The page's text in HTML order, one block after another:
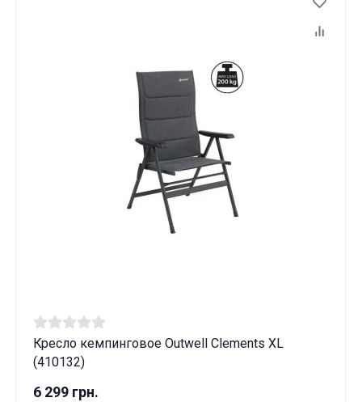
Кресло кемпинговое Outwell Clements XL
(410132)
6 299 грн.